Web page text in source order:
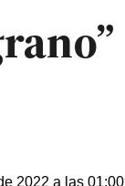
2022 a las 01:00